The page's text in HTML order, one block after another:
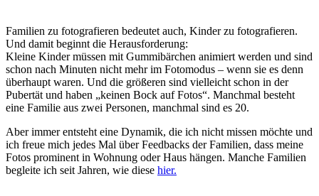
Familien zu fotografieren bedeutet auch, Kinder zu fotografieren.
Und damit beginnt die Herausforderung:
Kleine Kinder müssen mit Gummibärchen animiert werden und sind
schon nach Minuten nicht mehr im Fotomodus – wenn sie es denn
überhaupt waren. Und die größeren sind vielleicht schon in der
Pubertät und haben „keinen Bock auf Fotos“. Manchmal besteht
eine Familie aus zwei Personen, manchmal sind es 20.
Aber immer entsteht eine Dynamik, die ich nicht missen möchte und
ich freue mich jedes Mal über Feedbacks der Familien, dass meine
Fotos prominent in Wohnung oder Haus hängen. Manche Familien
begleite ich seit Jahren, wie diese hier.